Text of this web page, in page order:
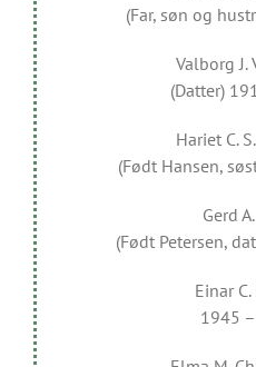
(Far, søn og
Valborg J.
(Datter)
Hariet C.
(Født Hansen,
Gerd
(Født Petersen,
Einar
1945